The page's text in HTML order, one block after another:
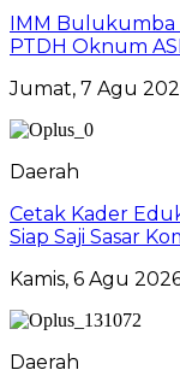
IMM Bulukumba
PTDH Oknum
Jumat, 7 Agu
Daerah
Cetak Kader
Siap Saji Sasar
Kamis, 6 Agu
Daerah